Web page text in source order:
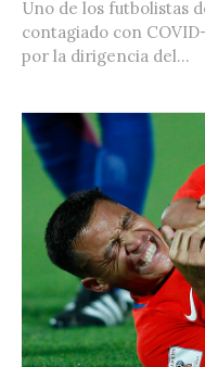
Uno de los futbolistas
contagiado con
por la dirigencia del...